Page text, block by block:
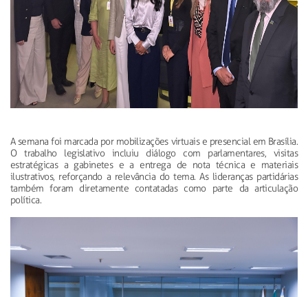
A semana foi marcada por mobilizações virtuais e presencial em Brasília.
O trabalho legislativo incluiu diálogo com parlamentares, visitas
estratégicas a gabinetes e a entrega de nota técnica e materiais
ilustrativos, reforçando a relevância do tema. As lideranças partidárias
também foram diretamente contatadas como parte da articulação
política.